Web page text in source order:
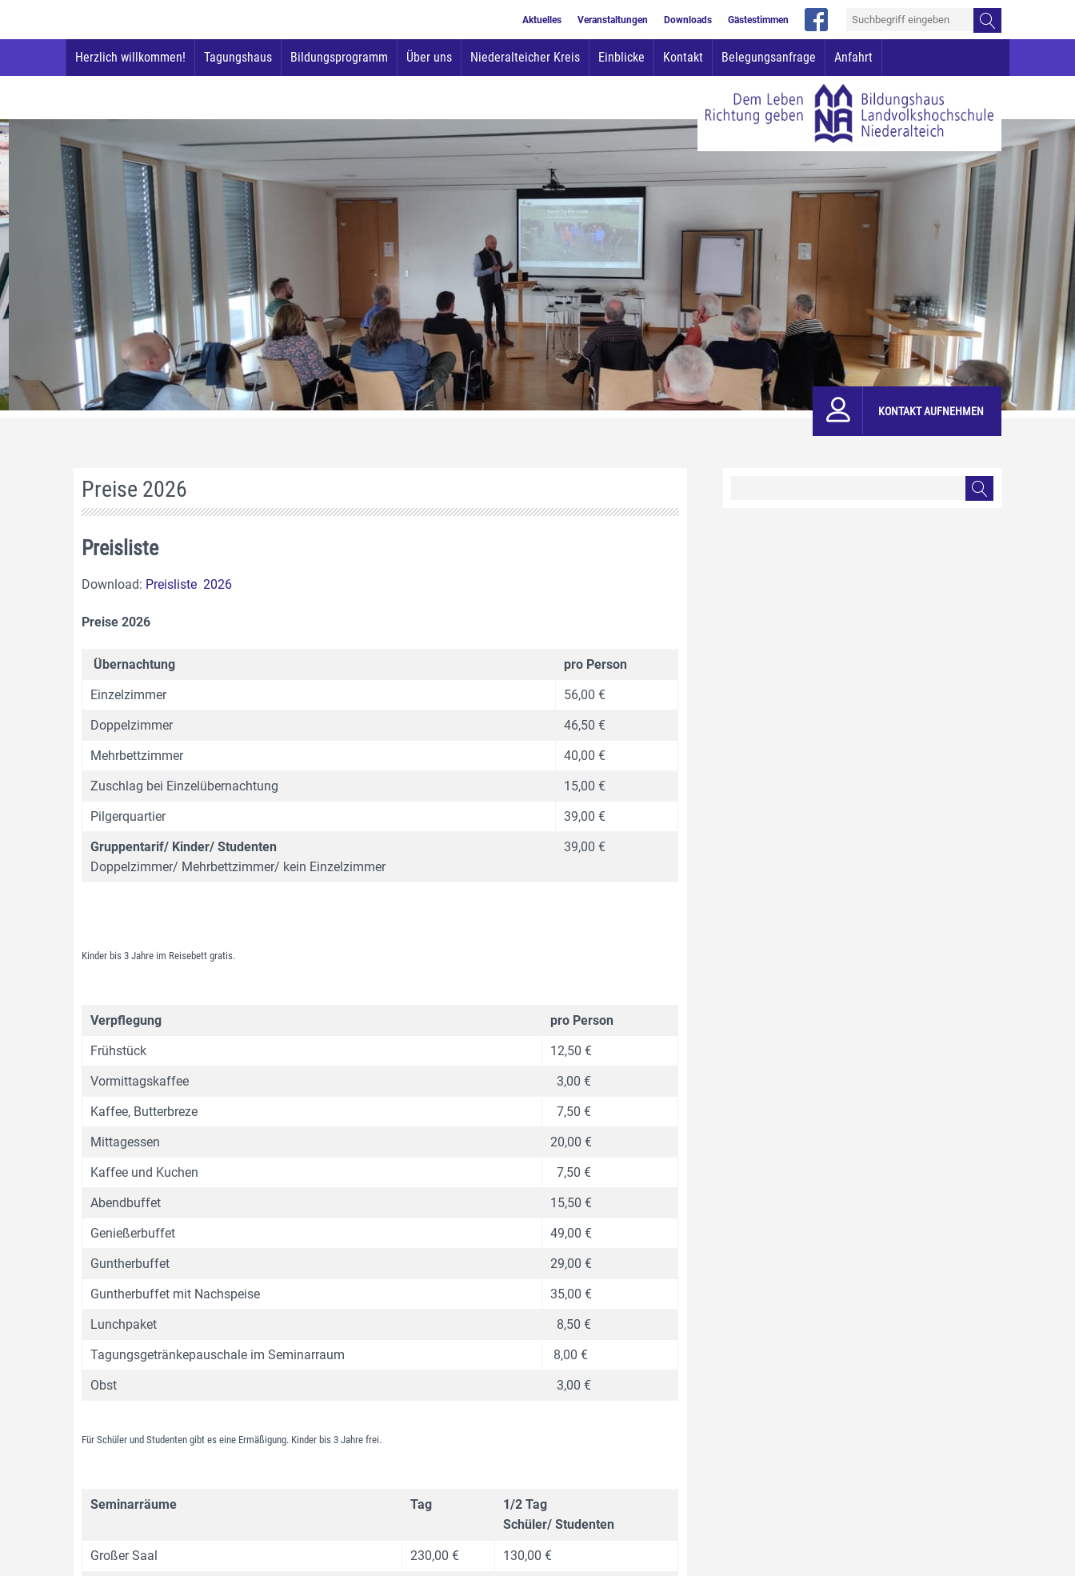
Aktuelles Veranstaltungen Downloads Gästestimmen
Inhalt
Herzlich willkommen! Tagungshaus Bildungsprogramm Über uns Niederalteicher Kreis Einblicke Kontakt Belegungsanfrage Anfahrt
KONTAKT AUFNEHMEN
Preise 2026
Preisliste
Download: Preisliste 2026
Preise 2026
Übernachtung
pro Person
Einzelzimmer
56,00 €
Doppelzimmer
46,50 €
Mehrbettzimmer
40,00 €
Zuschlag bei Einzelübernachtung
15,00 €
Pilgerquartier
39,00 €
Gruppentarif/ Kinder/ Studenten
Doppelzimmer/ Mehrbettzimmer/ kein Einzelzimmer
39,00 €
Kinder bis 3 Jahre im Reisebett gratis.
Verpflegung
pro Person
Frühstück
12,50 €
Vormittagskaffee
3,00 €
Kaffee, Butterbreze
7,50 €
Mittagessen
20,00 €
Kaffee und Kuchen
7,50 €
Abendbuffet
15,50 €
Genießerbuffet
49,00 €
Guntherbuffet
29,00 €
Guntherbuffet mit Nachspeise
35,00 €
Lunchpaket
8,50 €
Tagungsgetränkepauschale im Seminarraum
8,00 €
Obst
3,00 €
Für Schüler und Studenten gibt es eine Ermäßigung. Kinder bis 3 Jahre frei.
Seminarräume Tag
1/2 Tag
Schüler/ Studenten
Großer Saal 230,00 € 130,00 €